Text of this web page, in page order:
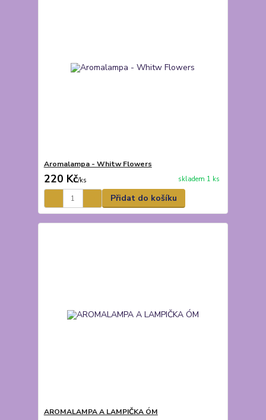
Aromalampa - Whitw Flowers
220 Kč/ks skladem 1 ks
Přidat do košíku
AROMALAMPA A LAMPIČKA ÓM